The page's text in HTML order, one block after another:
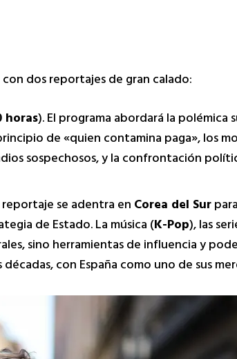
con dos reportajes de gran calado:
horas). El programa abordará la polémica
de «quien contamina paga», los
sospechosos, y la confrontación
reportaje se adentra enCorea del Sur
de Estado. La música (K-Pop), las
sino herramientas de influencia y
con España como uno de sus